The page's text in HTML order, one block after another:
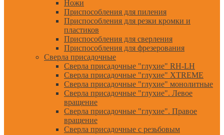
Ножи
Приспособления для пиления
Приспособления для резки кромки и
пластиков
Приспособления для сверления
Приспособления для фрезерования
Сверла присадочные
Сверла присадочные "глухие" RH-LH
Сверла присадочные "глухие" XTREME
Сверла присадочные "глухие" монолитные
Сверла присадочные "глухие". Левое
вращение
Сверла присадочные "глухие". Правое
вращение
Сверла присадочные с резьбовым